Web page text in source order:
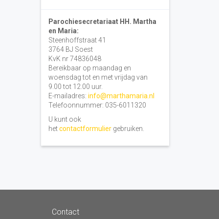
Parochiesecretariaat HH. Martha
en Maria:
Steenhoffstraat 41
3764 BJ Soest
KvK nr 74836048
Bereikbaar op maandag en
woensdag tot en met vrijdag van
9.00 tot 12.00 uur.
E-mailadres: info@marthamaria.nl
Telefoonnummer: 035-6011320
U kunt ook
hetcontactformuliergebruiken.
Contact